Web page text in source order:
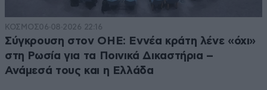
ΚΟΣΜΟΣ06·08·2026 22:16
Σύγκρουση στον ΟΗΕ: Εννέα κράτη λένε «όχι»
στη Ρωσία για τα Ποινικά Δικαστήρια –
Ανάμεσά τους και η Ελλάδα